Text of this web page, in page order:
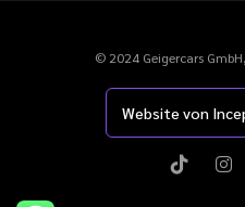
© 2024 Geigercars
Website von